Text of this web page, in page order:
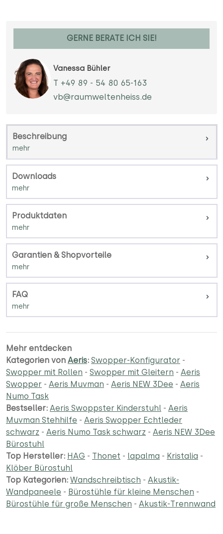
GERNE BERATE ICH SIE!
Vanessa Bühler
T +49 89 - 54 80 65-163
vb@raumweltenheiss.de
Beschreibung
Downloads
Produktdaten
Garantien & Shopvorteile
FAQ
Mehr entdecken
Kategorien von Aeris: Swopper-Konfigurator -
Swopper mit Rollen - Swopper mit Gleitern - Aeris
Swopper - Aeris Muvman - Aeris NEW 3Dee - Aeris
Numo Task
Bestseller: Aeris Swoppster Kinderstuhl - Aeris
Muvman Stehhilfe - Aeris Swopper Echtleder
schwarz - Aeris Numo Task schwarz - Aeris NEW 3Dee
Bürostuhl
Top Hersteller: HAG - Thonet - lapalma - Kristalia -
Klöber Bürostuhl
Top Kategorien: Wandschreibtisch - Akustik-
Wandpaneele - Bürostühle für kleine Menschen -
Bürostühle für große Menschen - Akustik-Trennwand